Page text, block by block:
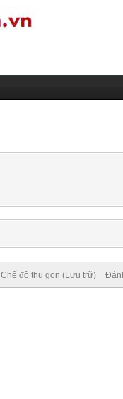
Chế độ thu gọn (Lưu trữ)